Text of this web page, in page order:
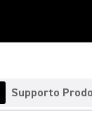
Supporto